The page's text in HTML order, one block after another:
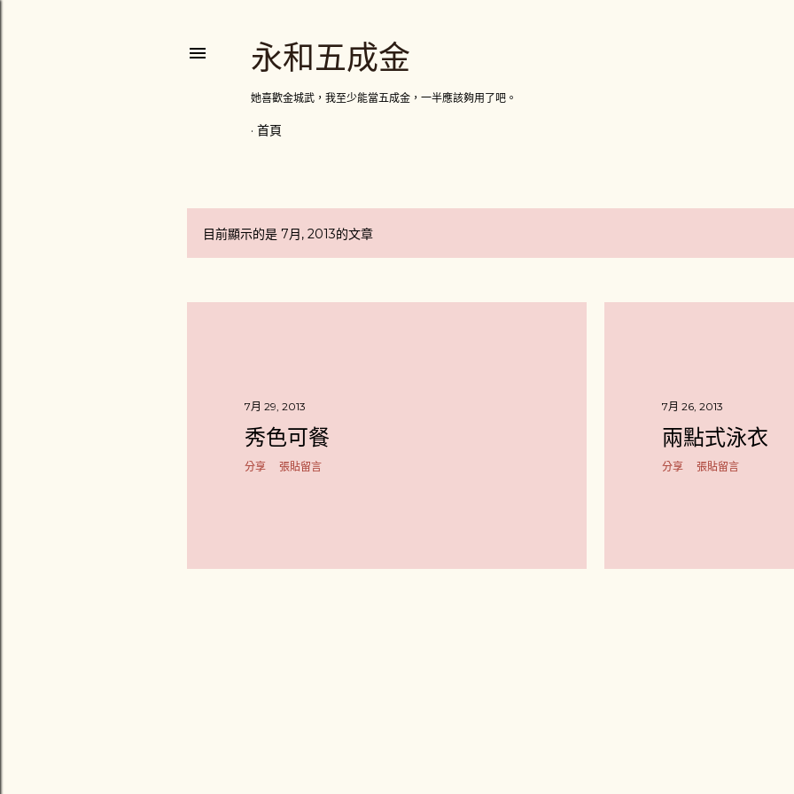
永和五成金
她喜歡金城武，我至少能當五成金，一半應該夠用了吧。
首頁
發
目前顯示的是 7月, 2013的文章
7月 29, 2013
秀色可餐
分享 張貼留言
7月 26, 2013
兩點式泳衣
分享 張貼留言